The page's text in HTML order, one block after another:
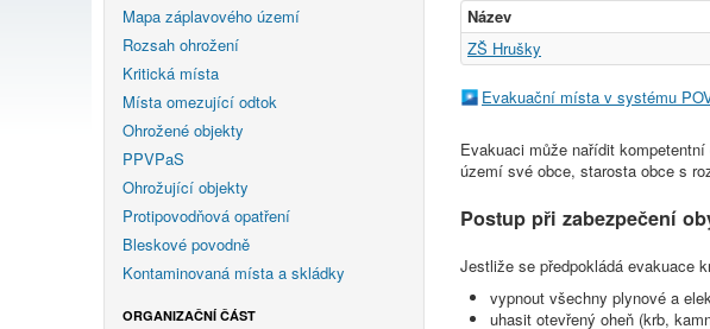
Mapa záplavového území
Rozsah ohrožení
Kritická místa
Místa omezující odtok
Ohrožené objekty
PPVPaS
Ohrožující objekty
Protipovodňová opatření
Bleskové povodně
Kontaminovaná místa a skládky
ORGANIZAČNÍ ČÁST
Název
ZŠ Hrušky
Evakuační místa v systému
Evakuaci může nařídit
území své obce, starosta obce s
Postup při zabezpečení
Jestliže se předpokládá evakuace
vypnout všechny plynové a
uhasit otevřený oheň (krb,